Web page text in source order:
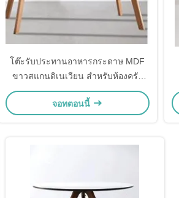
โต๊ะรับประทานอาหารกระดาษ MDF
ขาวสแกนดิเนเวียน สําหรับห้องครัว
ห้องรับประทานอาหาร ขาไม้
จอทตอนนี้